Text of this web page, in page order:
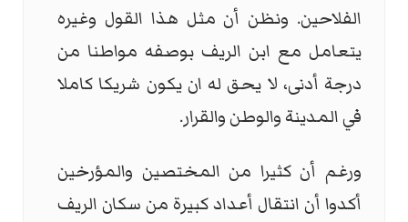
الفلاحين. ونظن أن مثل هذا القول وغيره
يتعامل مع ابن الريف بوصفه مواطنا من
درجة أدنى، لا يحق له ان يكون شريكا كاملا
في المدينة والوطن والقرار.
ورغم أن كثيرا من المختصين والمؤرخين
أكدوا أن انتقال أعداد كبيرة من سكان الريف